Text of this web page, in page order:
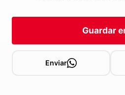
Guardar
Enviar